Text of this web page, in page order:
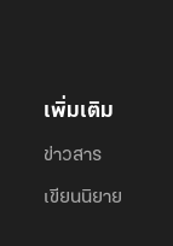
เพิ่มเติม
ข่าวสาร
เขียนนิยาย